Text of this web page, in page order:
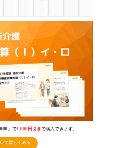
」で1,000円引きで購入できます。
て詳しくみる